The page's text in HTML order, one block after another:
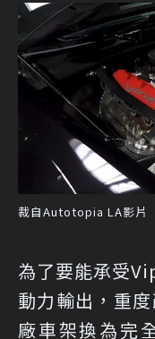
裁自Autotopia LA影片
為了要能承受
動力輸出，重
廠車架換為完